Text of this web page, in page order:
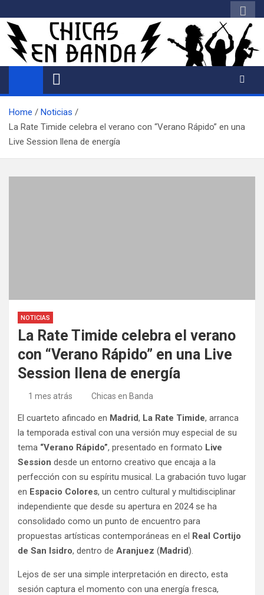
al
contenido
Home
Noticias
La Rate Timide celebra el verano con “Verano Rápido” en una
Live Session llena de energía
NOTICIAS
La Rate Timide celebra el verano
con “Verano Rápido” en una Live
Session llena de energía
1 mes atrás Chicas en Banda
El cuarteto afincado en Madrid, La Rate Timide, arranca
la temporada estival con una versión muy especial de su
tema “Verano Rápido”, presentado en formato Live
Session desde un entorno creativo que encaja a la
perfección con su espíritu musical. La grabación tuvo lugar
en Espacio Colores, un centro cultural y multidisciplinar
independiente que desde su apertura en 2024 se ha
consolidado como un punto de encuentro para
propuestas artísticas contemporáneas en el Real Cortijo
de San Isidro, dentro de Aranjuez (Madrid).
Lejos de ser una simple interpretación en directo, esta
sesión captura el momento con una energía fresca,